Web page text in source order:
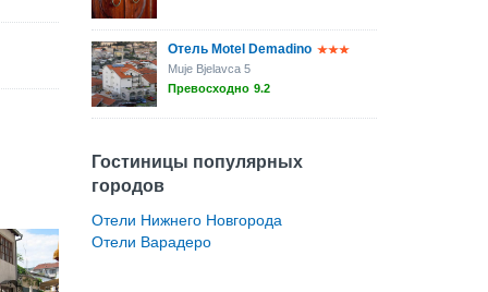
Отель Motel Demadino
Muje Bjelavca 5
Превосходно 9.2
Гостиницы популярных
городов
Отели Нижнего Новгорода
Отели Варадеро